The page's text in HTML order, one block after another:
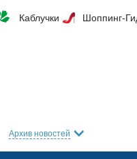
Каблучки Шоппинг-
Архив новостей